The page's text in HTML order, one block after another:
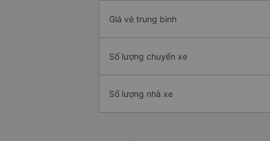
Giá vé trung bình
Số lượng chuyến xe
Số lượng nhà xe